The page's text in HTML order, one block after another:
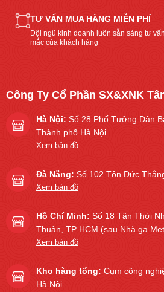
TƯ VẤN MUA HÀNG MIỄN PHÍ
Đội ngũ kinh doanh luôn sẵn sàng tư
mắc của khách hàng
Công Ty Cổ Phần SX&XNK
Hà Nội: Số 28 Phố Tưởng Dân
Thành phố Hà Nội
Xem bản đồ
Đà Nẵng: Số 102 Tôn Đức
Xem bản đồ
Hồ Chí Minh: Số 18 Tân Thới
Thuận, TP HCM (sau Nhà ga
Xem bản đồ
Kho hàng tổng: Cụm công
Hà Nội